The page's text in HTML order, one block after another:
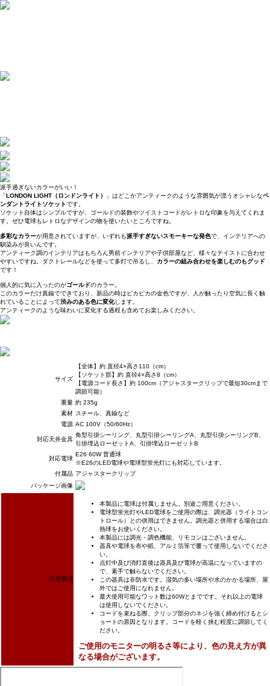
派手過ぎないカラーがいい！
「LONDON LIGHT（ロンドンライト） 」はどこかアンティークのような雰囲気が漂うオシャレなペ
ンダントライトソケットです。
ソケット自体はシンプルですが、ゴールドの装飾やツイストコードがレトロな印象を与えてくれま
す。ぜひ電球もレトロなデザインの物を使いたいところですね。
多彩なカラーが用意されていますが、いずれも派手すぎないスモーキーな発色で、インテリアへの
馴染みが良いんです。
アンティーク調のインテリアはもちろん男前インテリアや子供部屋など、様々なテイストに合わせ
やすいですね。ダクトレールなどを使って多灯で吊るし、 カラーの組み合わせを楽しむのもグッド
です！
個人的に気に入ったのがゴールドのカラー。
このカラーだけ真鍮でできており、新品の時はピカピカの金色ですが、人が触ったり空気に長く触
れていることによって渋みのある色に変化します。
アンティークのような味わいに変化する過程も含めてお楽しみください。
サイズ
【全体】約 直径4×高さ110（cm）
【ソケット部】約 直径4×高さ8（cm）
【電源コード長さ】約 100cm（アジャスタークリップで最短30cmまで
調節可能）
重量 約 235g
素材 スチール、真鍮など
電源 AC 100V（50/60Hz）
対応天井金具
角型引掛シーリング、丸型引掛シーリングA、丸型引掛シーリングB、
引掛埋込ローゼットA、引掛埋込ローゼットB
対応電球
E26 60W 普通球
※E26のLED電球や電球型蛍光灯にも対応しています。
付属品 アジャスタークリップ
パッケージ画像
注意事項
本製品に電球は付属しません。別途ご用意ください。
電球型蛍光灯やLED電球をご使用の際は、調光器（ライトコン
トロール）との併用はできません。調光器と併用する場合は白
熱球をお使いください。
本製品には調光・調色機能、リモコンはございません。
器具や電球を布や紙、アルミ箔等で覆って使用しないでくださ
い。
点灯中及び消灯直後は器具及び電球が高温になっていますの
で、素手で触らないでください。
この器具は非防水です。湿気の多い場所や水のかかる場所、屋
外ではご使用になれません。
最大使用可能なワット数は60Wとまでです。それ以上の電球
は使用しないでください。
コードを束ねる際、クリップ部分のネジを強く締め付けるとシ
ョートの原因となります。コードを軽く挟む程度に調節してく
ださい。
ご使用のモニターの明るさ等により、色の見え方が異
なる場合がございます。